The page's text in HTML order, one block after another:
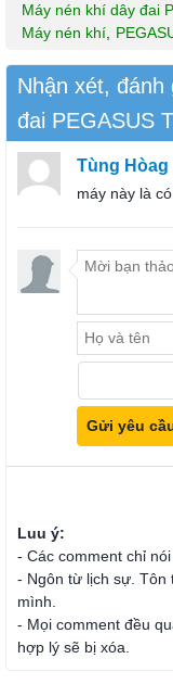
Máy nén khí dây đai
Máy nén khí,
Nhận xét,
đai PEGASUS
Tùng Hòag
máy này là
Luu ý:
- Các comment chỉ
- Ngôn từ lịch sự. Tôn
mình.
- Mọi comment đều
hợp lý sẽ bị xóa.